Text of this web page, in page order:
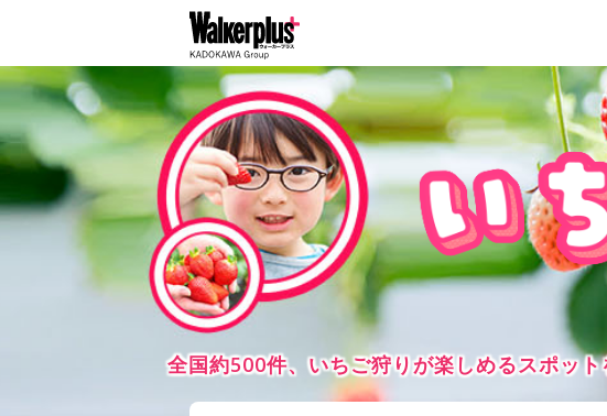
全国約500件、いちご狩りが楽しめるスポッ